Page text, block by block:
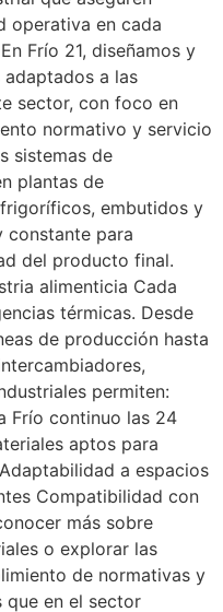
operativa en cada
Frío 21, diseñamos y
a las
sector, con foco en
normativo y servicio
sistemas de
plantas de
embutidos y
constante para
del producto final.
alimenticia Cada
térmicas. Desde
de producción hasta
permiten:
Frío continuo las 24
aptos para
a espacios
Compatibilidad con
más sobre
o explorar las
de normativas y
que en el sector